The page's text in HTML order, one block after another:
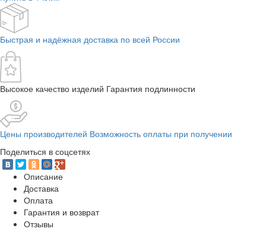
Быстрая и надёжная доставка по всей России
Высокое качество изделий Гарантия подлинности
Цены производителей Возможность оплаты при получении
Поделиться в соцсетях
Описание
Доставка
Оплата
Гарантия и возврат
Отзывы